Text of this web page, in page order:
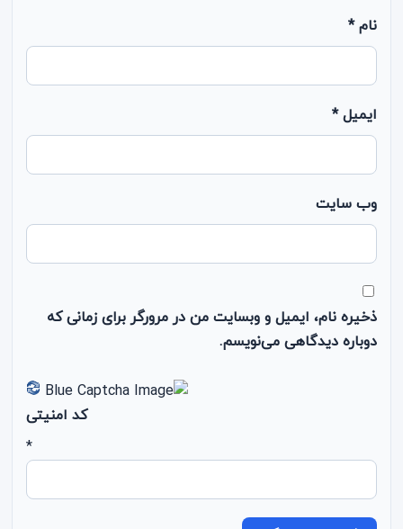
نام*
ایمیل*
وب‌ سایت
ذخیره نام، ایمیل و وبسایت من در مرورگر برای زمانی که
دوباره دیدگاهی می‌نویسم.
کد امنیتی
*